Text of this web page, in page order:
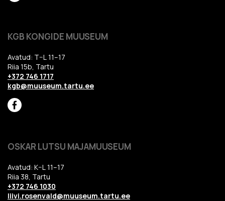
KGB KONGIDE MUUSEUM
Avatud: T–L 11–17
Riia 15b, Tartu
+372 746 1717
kgb@muuseum.tartu.ee
OSKAR LUTSU MAJAMUUSEUM
Avatud: K–L 11–17
Riia 38, Tartu
+372 746 1030
liivi.rosenvald@muuseum.tartu.ee